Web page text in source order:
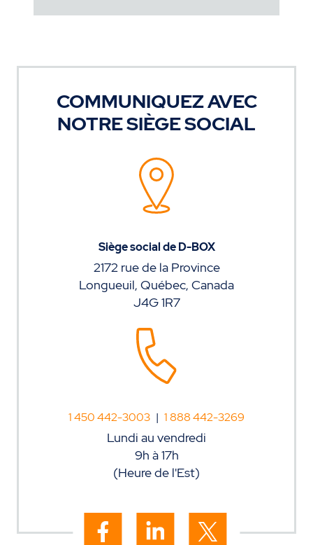
COMMUNIQUEZ AVEC
NOTRE SIÈGE SOCIAL
Siège social de D-BOX
2172 rue de la Province
Longueuil, Québec, Canada
J4G 1R7
1 450 442-3003 | 1 888 442-3269
Lundi au vendredi
9h à 17h
(Heure de l'Est)